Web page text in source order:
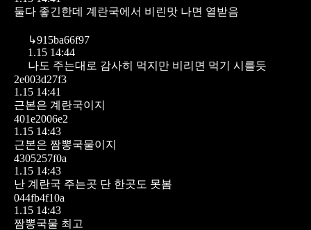
둘다 좋긴한데 계란국에서 비린맛 나면 열받음
↳915ba66f97
1.15 14:44
나도 주는대로 감사히 먹지만 비리면 먹기 시를듯
2e003d27f3
1.15 14:41
근본은 계란국이지
401e2006e2
1.15 14:43
근본은 짬뽕국물이지
4305257f0a
1.15 14:43
난 계란국 주는곳 단 한곳도 못봄
044fb4f10a
1.15 14:43
짬뽕국물 최고